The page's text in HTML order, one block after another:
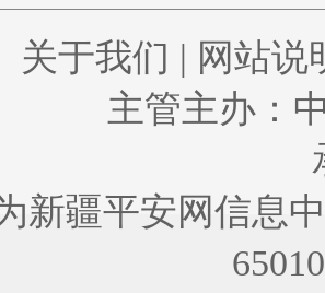
关于我们 | 网站说
主管主办：
新疆平安网信息